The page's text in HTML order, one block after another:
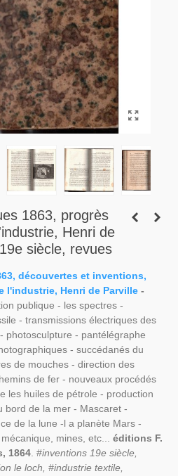
1863, progrès
Henri de
siècle, revues
découvertes et inventions,
l'industrie, Henri de Parville -
publique - les spectres -
- transmissions électriques des
photosculpture - pantélégraphe
- succédanés du
de mouches - direction des
de fer - nouveaux procédés
les huiles de pétrole - production
bord de la mer - Mascaret -
de la lune -l a planète Mars -
mines, etc... éditions F.
1864 . #inventions 19e siècle,
le loch, #industrie textile,